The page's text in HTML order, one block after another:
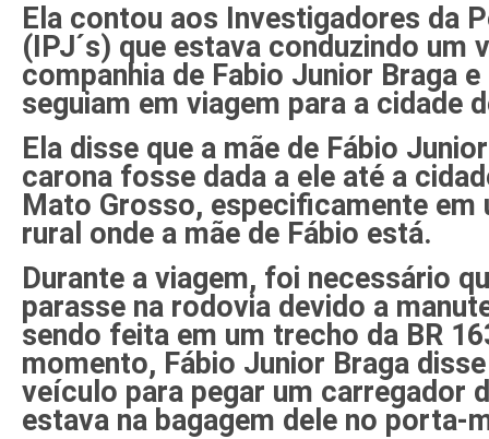
Ela contou aos Investigadores da
(IPJ´s) que estava conduzindo um
companhia de Fabio Junior Braga
seguiam em viagem para a cidade
Ela disse que a mãe de Fábio
carona fosse dada a ele até a
Mato Grosso, especificamente em
rural onde a mãe de Fábio está.
Durante a viagem, foi necessário
parasse na rodovia devido a
sendo feita em um trecho da BR
momento, Fábio Junior Braga
veículo para pegar um carregador
estava na bagagem dele no porta-